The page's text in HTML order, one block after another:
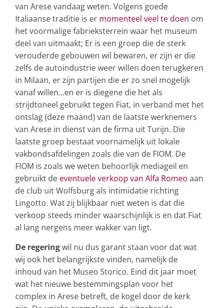
van Arese vandaag weten. Volgens goede
Italiaanse traditie is er momenteel veel te doen om
het voormalige fabrieksterrein waar het museum
deel van uitmaakt; Er is een groep die de sterk
verouderde gebouwen wil bewaren, er zijn er die
zelfs de autoindustrie weer willen doen terugkeren
in Milaan, er zijn partijen die er zo snel mogelijk
vanaf willen…en er is diegene die het als
strijdtoneel gebruikt tegen Fiat, in verband met het
ontslag (deze maand) van de laatste werknemers
van Arese in dienst van de firma uit Turijn. Die
laatste groep bestaat voornamelijk uit lokale
vakbondsafdelingen zoals die van de FIOM. De
FIOM is zoals we weten behoorlijk mediageil en
gebruikt de eventuele verkoop van Alfa Romeo aan
de club uit Wolfsburg als intimidatie richting
Lingotto. Wat zij blijkbaar niet weten is dat die
verkoop steeds minder waarschijnlijk is en dat Fiat
al lang nergens meer wakker van ligt.
De regeringwil nu dus garant staan voor dat wat
wij ook het belangrijkste vinden, namelijk de
inhoud van het Museo Storico. Eind dit jaar moet
wat het nieuwe bestemmingsplan voor het
complex in Arese betreft, de kogel door de kerk